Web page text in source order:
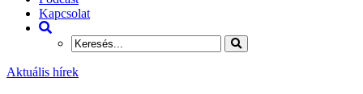
Kapcsolat
Aktuális hírek